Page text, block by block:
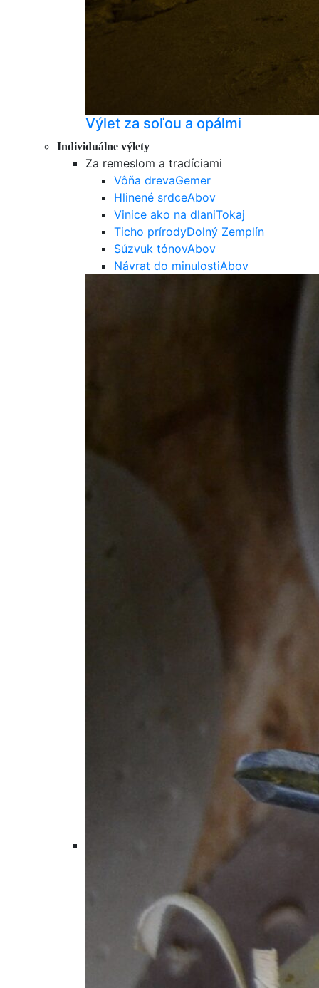
Výlet za soľou a opálmi
Individuálne výlety
Za remeslom a tradíciami
Vôňa drevaGemer
Hlinené srdceAbov
Vinice ako na dlaniTokaj
Ticho prírodyDolný Zemplín
Súzvuk tónovAbov
Návrat do minulostiAbov